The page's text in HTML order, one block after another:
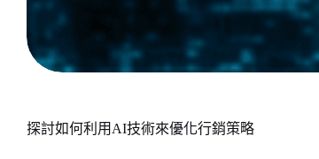
探討如何利用AI技術來優化行銷策略